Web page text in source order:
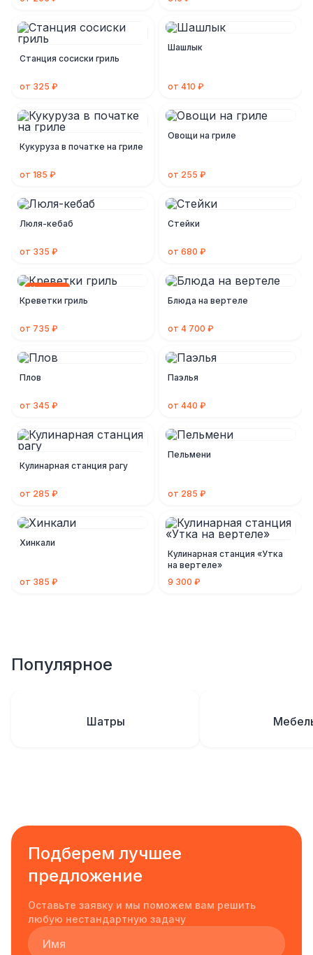
Станция сосиски гриль
от 325 ₽
Шашлык
от 410 ₽
Кукуруза в початке на гриле
от 185 ₽
Овощи на гриле
от 255 ₽
Люля-кебаб
от 335 ₽
Стейки
от 680 ₽
Новинка
Креветки гриль
от 735 ₽
Блюда на вертеле
от 4 700 ₽
Плов
от 345 ₽
Паэлья
от 440 ₽
Кулинарная станция рагу
от 285 ₽
Пельмени
от 285 ₽
Хинкали
от 385 ₽
Кулинарная станция «Утка
на вертеле»
9 300 ₽
Популярное
Шатры
Подберем лучшее
предложение
Оставьте заявку и мы поможем вам решить
любую нестандартную задачу